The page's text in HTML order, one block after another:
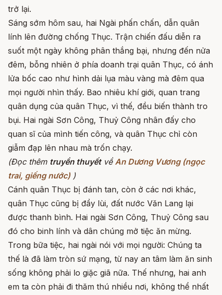
trở lại.
Sáng sớm hôm sau, hai Ngài phấn chấn, dẫn quân
lính lên đường chống Thục. Trận chiến đấu diễn ra
suốt một ngày không phân thắng bại, nhưng đến nửa
đêm, bỗng nhiên ở phía doanh trại quân Thục, có ánh
lửa bốc cao như hình dải lụa màu vàng mà đêm qua
mọi người nhìn thấy. Bao nhiêu khí giới, quan trang
quân dụng của quân Thục, vì thế, đều biến thành tro
bụi. Hai ngài Sơn Công, Thuỷ Công nhân đấy cho
quan sĩ của mình tiến công, và quân Thục chỉ còn
giẫm đạp lên nhau mà trốn chạy.
(Đọc thêm truyền thuyếtvềAn Dương Vương (ngọc
trai, giếng nước) )
Cánh quân Thục bị đánh tan, còn ở các nơi khác,
quân Thục cũng bị đẩy lùi, đất nước Văn Lang lại
được thanh bình. Hai ngài Sơn Công, Thuỷ Công sau
đó cho binh lính và dân chúng mở tiệc ăn mừng.
Trong bữa tiệc, hai ngài nói với mọi người: Chúng ta
thế là đã làm tròn sứ mạng, từ nay an tâm làm ăn sinh
sống không phải lo giặc giã nữa. Thế nhưng, hai anh
em ta còn phải đi thăm thú nhiều nơi, không thể nhất